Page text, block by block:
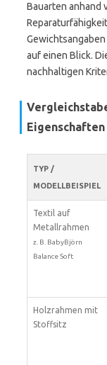
Bauarten anhand
auf einen Blick.
nachhaltigen
Eigenschaften
TYP /
MODELLBEISPIEL
Textil auf
Metallrahmen
z. B. BabyBjörn
Balance Soft
Holzrahmen mit
Stoffsitz